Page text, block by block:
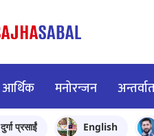
आर्थिक मनोरन्जन
दुर्गा प्रसाईं English